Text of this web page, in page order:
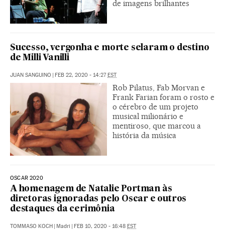
de imagens brilhantes
Sucesso, vergonha e morte selaram o destino
de Milli Vanilli
JUAN SANGUINO | FEB 22, 2020 - 14:27EST
Rob Pilatus, Fab Morvan e
Frank Farian foram o rosto e
o cérebro de um projeto
musical milionário e
mentiroso, que marcou a
história da música
OSCAR 2020
A homenagem de Natalie Portman às
diretoras ignoradas pelo Oscar e outros
destaques da cerimônia
TOMMASO KOCH | Madri | FEB 10, 2020 - 16:48 EST